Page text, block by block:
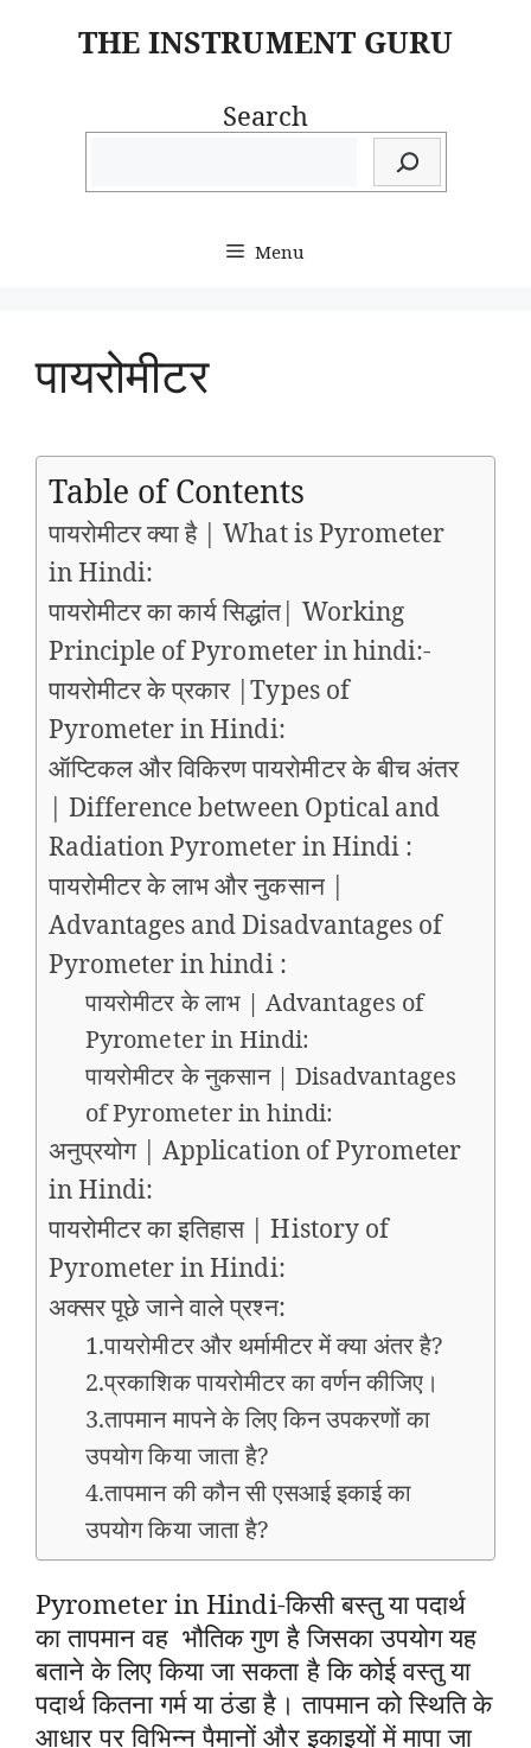
THE INSTRUMENT GURU
Search
Menu
पायरोमीटर
Table of Contents
पायरोमीटर क्या है | What is Pyrometer
in Hindi:
पायरोमीटर का कार्य सिद्धांत| Working
Principle of Pyrometer in hindi:-
पायरोमीटर के प्रकार |Types of
Pyrometer in Hindi:
ऑप्टिकल और विकिरण पायरोमीटर के बीच अंतर
| Difference between Optical and
Radiation Pyrometer in Hindi :
पायरोमीटर के लाभ और नुकसान |
Advantages and Disadvantages of
Pyrometer in hindi :
पायरोमीटर के लाभ | Advantages of
Pyrometer in Hindi:
पायरोमीटर के नुकसान | Disadvantages
of Pyrometer in hindi:
अनुप्रयोग | Application of Pyrometer
in Hindi:
पायरोमीटर का इतिहास | History of
Pyrometer in Hindi:
अक्सर पूछे जाने वाले प्रश्न:
1.पायरोमीटर और थर्मामीटर में क्या अंतर है?
2.प्रकाशिक पायरोमीटर का वर्णन कीजिए।
3.तापमान मापने के लिए किन उपकरणों का
उपयोग किया जाता है?
4.तापमान की कौन सी एसआई इकाई का
उपयोग किया जाता है?
Pyrometer in Hindi-किसी बस्तु या पदार्थ
का तापमान वह भौतिक गुण है जिसका उपयोग यह
बताने के लिए किया जा सकता है कि कोई वस्तु या
पदार्थ कितना गर्म या ठंडा है। तापमान को स्थिति के
आधार पर विभिन्न पैमानों और इकाइयों में मापा जा